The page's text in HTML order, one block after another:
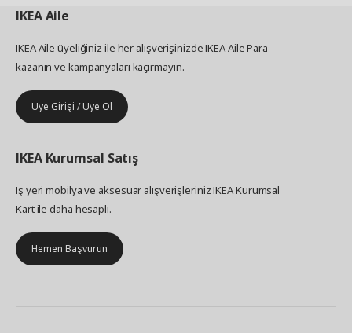
IKEAAile
IKEA Aile üyeliğiniz ile her alışverişinizde IKEA Aile Para
kazanın ve kampanyaları kaçırmayın.
Üye Girişi / Üye Ol
IKEA Kurumsal Satış
İş yeri mobilya ve aksesuar alışverişleriniz IKEA Kurumsal
Kart ile daha hesaplı.
Hemen Başvurun